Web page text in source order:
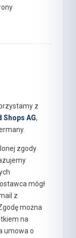
z
Shops AG,
zgody
mógł
z
można
na
umowa o